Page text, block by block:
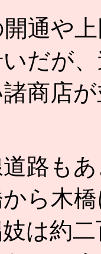
通や
だが
商店
路もあ
ら木
は約